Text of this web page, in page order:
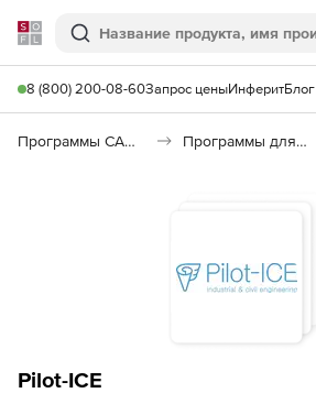
Softline
Поиск
8 (800) 200-08-60Запрос ценыИнферитБлог
Программы САПР и ГИС Программы для документооборота
Pilot-ICE